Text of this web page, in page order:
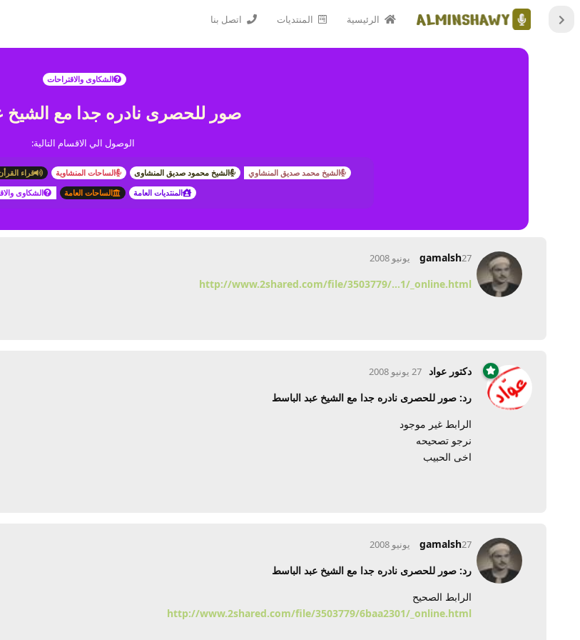
الرئيسية المنتديات اتصل بنا
الشكاوى والاقتراحات
صور للحصرى نادره جدا مع الشيخ
الوصول الي الاقسام التالية:
الشيخ محمد صديق المنشاوي الشيخ محمود صديق المنشاوى الساحات المنشاوية قراء
المنتديات العامة
الساحات العامة الشكاوى
gamalsh27 يونيو 2008
http://www.2shared.com/file/3503779/...1/_online.html
دكتور عواد 27 يونيو 2008
رد: صور للحصرى نادره جدا مع الشيخ عبد الباسط
الرابط غير موجود
نرجو تصحيحه
اخى الحبيب
gamalsh27 يونيو 2008
رد: صور للحصرى نادره جدا مع الشيخ عبد الباسط
الرابط الصحيح
http://www.2shared.com/file/3503779/6baa2301/_online.html